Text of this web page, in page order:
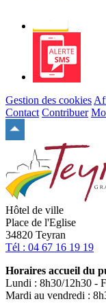
Alerte
SMS
Gestion des cookies
Contact Contribuer
haut
du
site
Hôtel de ville
Place de l'Eglise
34820 Teyran
Tél : 04 67 16 19 19
Horaires accueil du
Lundi : 8h30/12h30 -
Mardi au vendredi :